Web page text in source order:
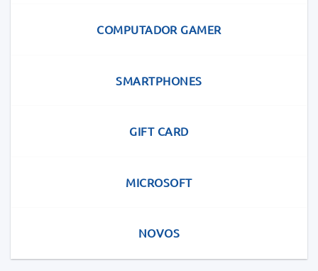
COMPUTADOR GAMER
SMARTPHONES
GIFT CARD
MICROSOFT
NOVOS